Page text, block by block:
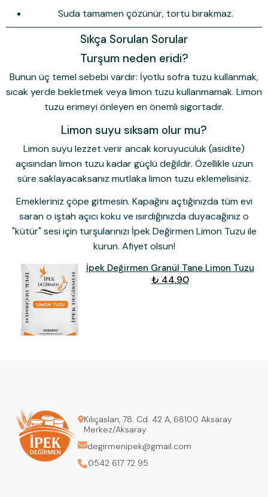
Suda tamamen çözünür, tortu bırakmaz.
Sıkça Sorulan Sorular
Turşum neden eridi?
Bunun üç temel sebebi vardır: İyotlu sofra tuzu kullanmak,
sıcak yerde bekletmek veyalimon tuzu kullanmamak. Limon
tuzu erimeyi önleyen en önemli sigortadır.
Limon suyu sıksam olur mu?
Limon suyu lezzet verir ancak koruyuculuk (asidite)
açısından limon tuzu kadar güçlü değildir. Özellikle uzun
süre saklayacaksanız mutlaka limon tuzu eklemelisiniz.
Emekleriniz çöpe gitmesin. Kapağını açtığınızda tüm evi
saran o iştah açıcı koku ve ısırdığınızda duyacağınız o
"kütür" sesi için turşularınızı İpek Değirmen Limon Tuzuile
kurun. Afiyet olsun!
İpek Değirmen Granül Tane Limon Tuzu
₺ 44.90
Kılıçaslan, 78. Cd. 42 A, 68100 Aksaray
Merkez/Aksaray
degirmenipek@gmail.com
0542 617 72 95